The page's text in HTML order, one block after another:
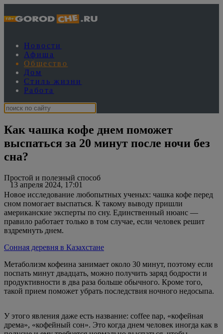
Новости
Афиша
Общество
Дом
Стиль жизни
Работа
Как чашка кофе днем поможет
выспаться за 20 минут после ночи без
сна?
13 апреля 2024, 17:01
Простой и полезный способ
Новое исследование любопытных ученых: чашка кофе перед
сном помогает выспаться. К такому выводу пришли
американские эксперты по сну. Единственный нюанс —
правило работает только в том случае, если человек решит
вздремнуть днем.
Сонная деревня в Казахстане
Метаболизм кофеина занимает около 30 минут, поэтому если
поспать минут двадцать, можно получить заряд бодрости и
продуктивности в два раза больше обычного. Кроме того,
такой прием поможет убрать последствия ночного недосыпа.
У этого явления даже есть название: coffee nap, «кофейная
дрема», «кофейный сон». Это когда днем человек иногда как в